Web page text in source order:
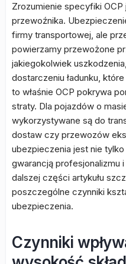
Zrozumienie specyfiki
przewoźnika.
firmy transportowej, ale
powierzamy przewożone
jakiegokolwiek
dostarczeniu ładunku,
to właśnie OCP pokrywa
straty. Dla pojazdów o
wykorzystywane są do
dostaw czy przewozów
ubezpieczenia jest nie
gwarancją profesjonalizmu
dalszej części artykułu
poszczególne czynniki
ubezpieczenia.
Czynniki